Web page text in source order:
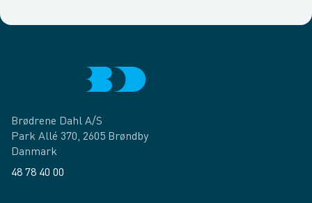
Brødrene Dahl A/S
Park Allé 370, 2605 Brøndby
Danmark
48 78 40 00